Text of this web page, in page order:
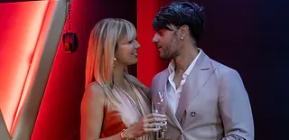
disposant d’une secret room mais aussi d’une
cuisine équipée haut de gamme avec tout le
nécessaire à disposition pour faciliter votre
séjour. La salle de bain en marbre noir et doré
avec sa double douche à l'italienne ainsi
qu'une double vasque spacieuse. Les toilettes
sont indépendantes. La chambre, d’une très